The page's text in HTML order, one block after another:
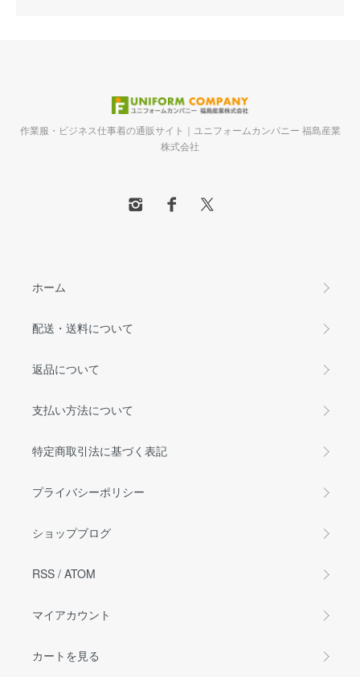
作業服・ビジネス仕事着の通販サイト｜ユニフォームカンパニー 福島産業
株式会社
ホーム
配送・送料について
返品について
支払い方法について
特定商取引法に基づく表記
プライバシーポリシー
ショップブログ
RSS / ATOM
マイアカウント
カートを見る